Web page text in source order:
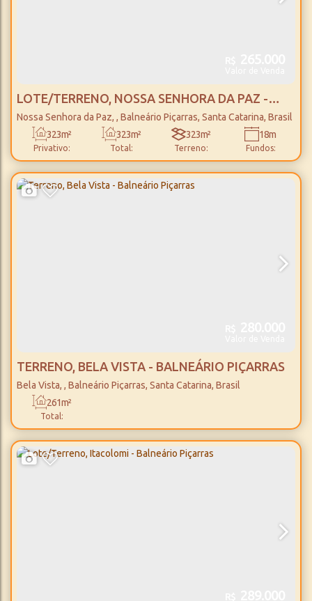
LOTE/TERRENO, NOSSA SENHORA DA PAZ -
BALNEÁRIO PIÇARRAS
Nossa Senhora da Paz , Balneário Piçarras, Santa Catarina, Brasil
Privativo:
323m²
Total:
323m²
Terreno:
323m²
Fundos:
18m
Frente:
18m
Lado Direito:
18m
Lado Esquerdo:
18m
TERRENO, BELA VISTA - BALNEÁRIO PIÇARRAS
Bela Vista , Balneário Piçarras, Santa Catarina, Brasil
Total:
261m²